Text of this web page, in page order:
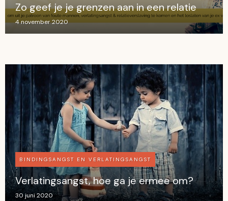
Zo geef je je grenzen aan in een relatie
4 november 2020
BINDINGSANGST EN VERLATINGSANGST
Verlatingsangst, hoe ga je ermee om?
30 juni 2020